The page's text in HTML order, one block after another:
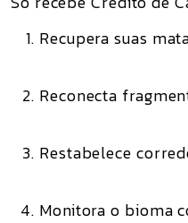
Recupera suas
Reconecta
Restabelece
Monitora o bioma